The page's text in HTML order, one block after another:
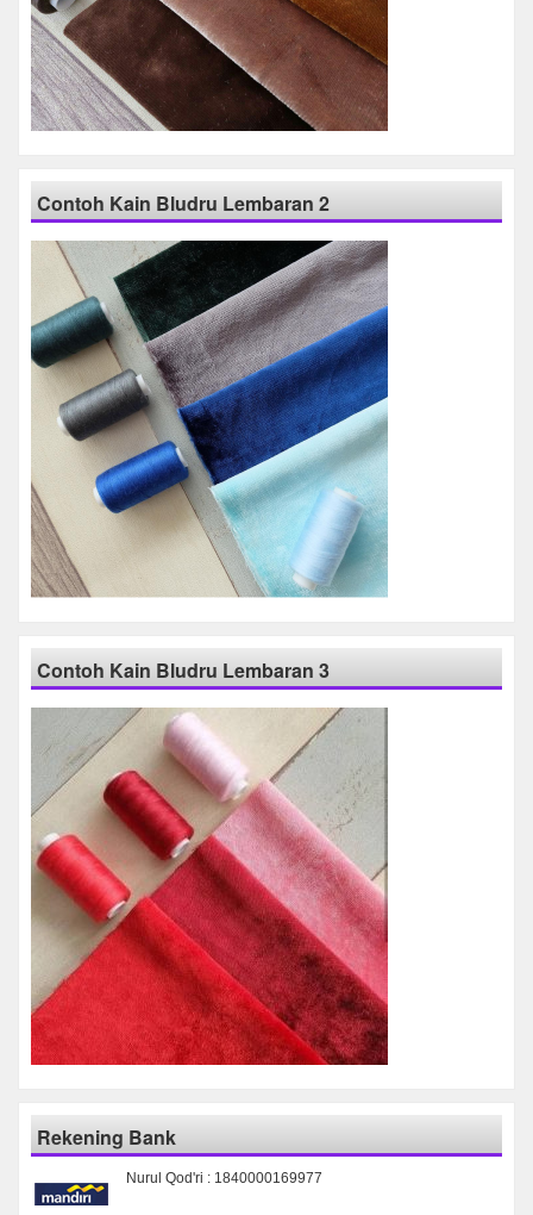
Contoh Kain Bludru Lembaran 2
Contoh Kain Bludru Lembaran 3
Rekening Bank
Nurul Qod'ri : 1840000169977